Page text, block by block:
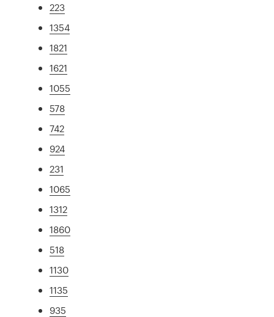
223
1354
1821
1621
1055
578
742
924
231
1065
1312
1860
518
1130
1135
935